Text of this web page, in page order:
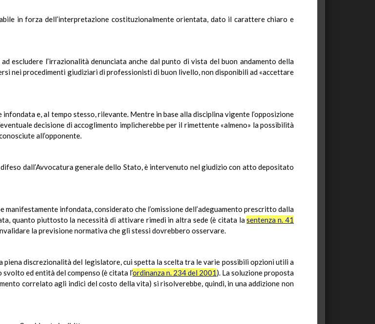
in forza dell’interpretazione costituzionalmente orientata, dato il carattere chiaro e
escludere l’irrazionalità denunciata anche dal punto di vista del buon andamento della
nei procedimenti giudiziari di professionisti di buon livello, non disponibili ad «accettare
e, al tempo stesso, rilevante. Mentre in base alla disciplina vigente l’opposizione
decisione di accoglimento implicherebbe per il rimettente «almeno» la possibilità
all’opponente.
dall’Avvocatura generale dello Stato, è intervenuto nel giudizio con atto depositato
infondata, considerato che l’omissione dell’adeguamento prescritto dalla
quanto piuttosto la necessità di attivare rimedi in altra sede (è citata lasentenza n. 41
la previsione normativa che gli stessi dovrebbero osservare.
piena discrezionalità del legislatore, cui spetta la scelta tra le varie possibili opzioni utili a
ed entità del compenso (è citata l’ordinanza n. 234 del 2001). La soluzione proposta
correlato agli indici del costo della vita) si risolverebbe, quindi, in una addizione non